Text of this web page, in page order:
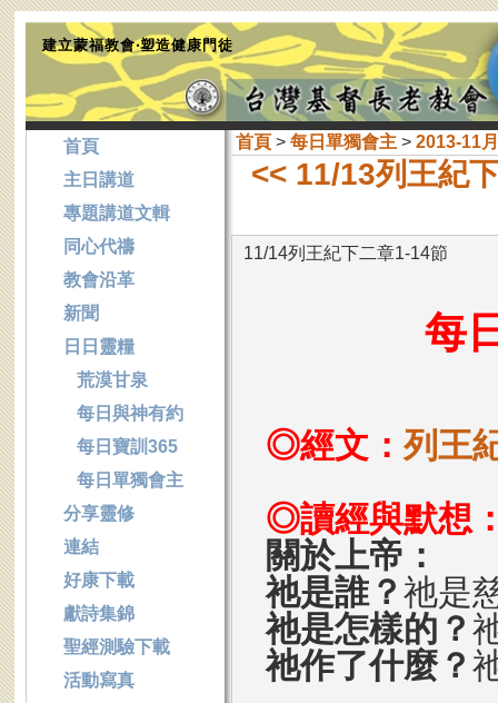
建立蒙福教會‧塑造健康門徒
首頁> 每日單獨會主> 2013-11月
<< 11/13列王紀
11/14列王紀下二章1-14節
每
◎經文： 列王
◎讀經與默想
關於上帝：
祂是誰？ 祂是
祂是怎樣的？
祂作了什麼？
首頁
主日講道
專題講道文輯
同心代禱
教會沿革
新聞
日日靈糧
荒漠甘泉
每日與神有約
每日寶訓365
每日單獨會主
分享靈修
連結
好康下載
獻詩集錦
聖經測驗下載
活動寫真